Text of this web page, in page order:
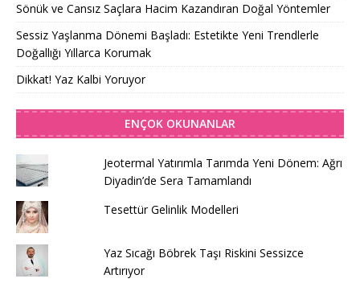
Sönük ve Cansız Saçlara Hacim Kazandıran Doğal Yöntemler
Sessiz Yaşlanma Dönemi Başladı: Estetikte Yeni Trendlerle
Doğallığı Yıllarca Korumak
Dikkat! Yaz Kalbi Yoruyor
ENÇOK OKUNANLAR
Jeotermal Yatırımla Tarımda Yeni Dönem: Ağrı
Diyadin’de Sera Tamamlandı
Tesettür Gelinlik Modelleri
Yaz Sıcağı Böbrek Taşı Riskini Sessizce
Artırıyor